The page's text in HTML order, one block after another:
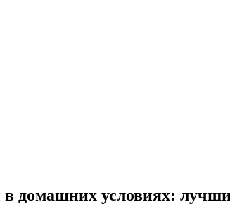
условиях: